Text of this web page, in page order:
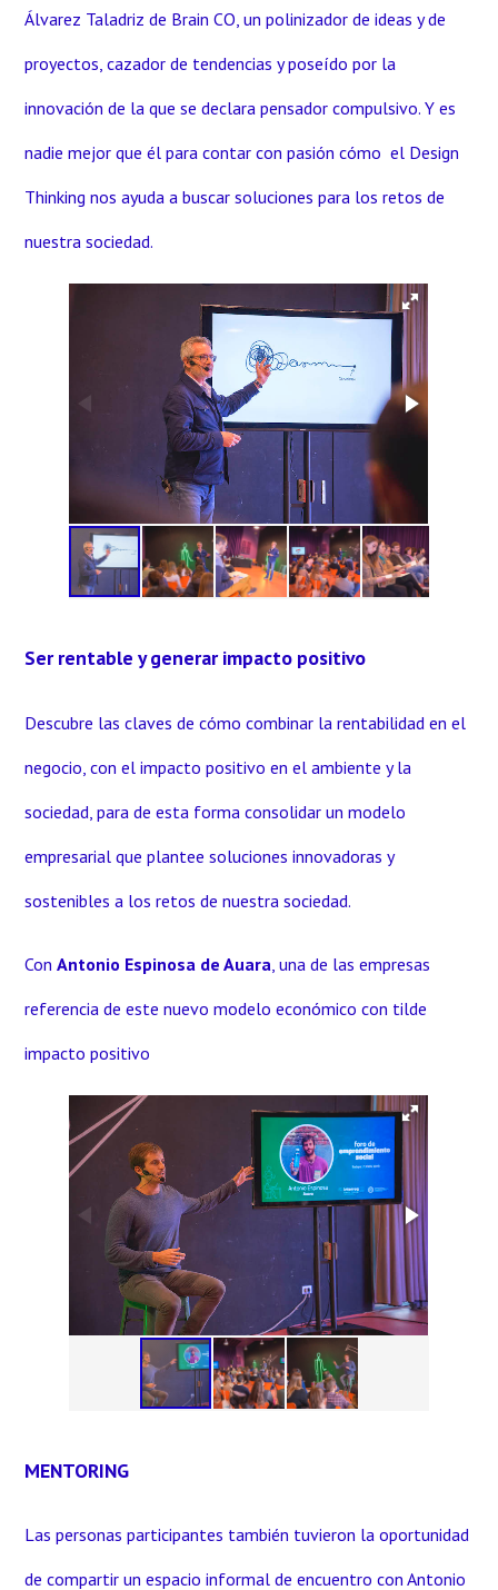
Álvarez Taladriz de Brain CO, un polinizador de ideas y de
proyectos, cazador de tendencias y poseído por la
innovación de la que se declara pensador compulsivo. Y es
nadie mejor que él para contar con pasión cómo el Design
Thinking nos ayuda a buscar soluciones para los retos de
nuestra sociedad.
Ser rentable y generar impacto positivo
Descubre las claves de cómo combinar la rentabilidad en el
negocio, con el impacto positivo en el ambiente y la
sociedad, para de esta forma consolidar un modelo
empresarial que plantee soluciones innovadoras y
sostenibles a los retos de nuestra sociedad.
Con Antonio Espinosa de Auara, una de las empresas
referencia de este nuevo modelo económico con tilde
impacto positivo
MENTORING
Las personas participantes también tuvieron la oportunidad
de compartir un espacio informal de encuentro con Antonio